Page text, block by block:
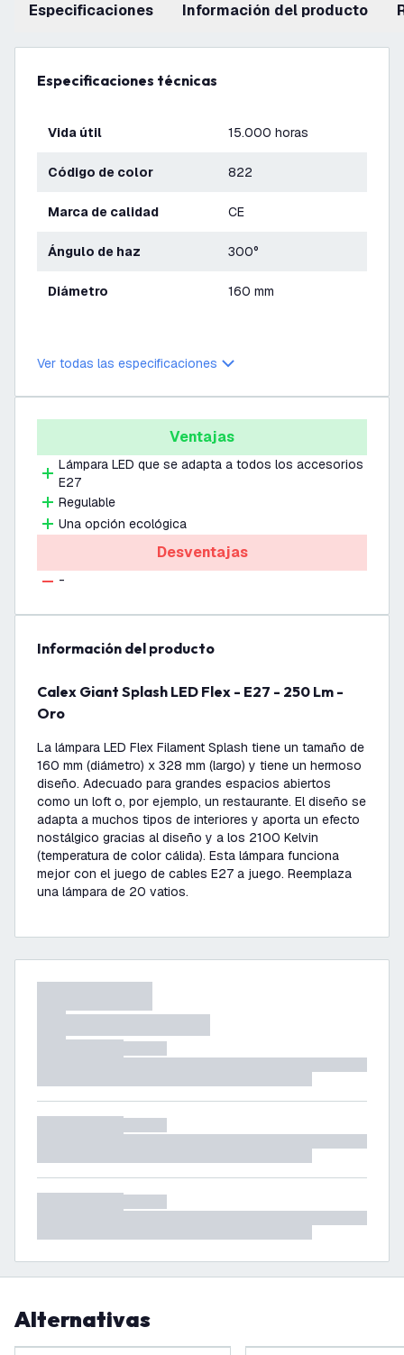
Especificaciones información del producto
Especificaciones técnicas
Vida útil 15.000 horas
Código de color 822
Marca de calidad CE
Ángulo de haz 300°
Diámetro 160 mm
Ver todas las especificaciones
Ventajas
Lámpara LED que se adapta a todos los accesorios
E27
Regulable
Una opción ecológica
Desventajas
-
información del producto
Calex Giant Splash LED Flex - E27 - 250 Lm -
Oro
La lámpara LED Flex Filament Splash tiene un tamaño de
160 mm (diámetro) x 328 mm (largo) y tiene un hermoso
diseño. Adecuado para grandes espacios abiertos
como un loft o, por ejemplo, un restaurante. El diseño se
adapta a muchos tipos de interiores y aporta un efecto
nostálgico gracias al diseño y a los 2100 Kelvin
(temperatura de color cálida). Esta lámpara funciona
mejor con el juego de cables E27 a juego. Reemplaza
una lámpara de 20 vatios.
Alternativas